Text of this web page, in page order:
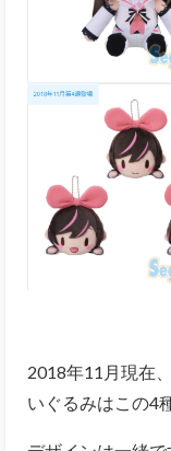
2018年11月現在
いぐるみはこの4